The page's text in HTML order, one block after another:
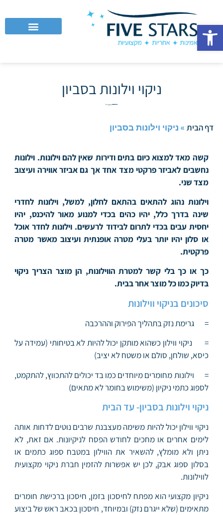
ניקוי וילונות בסביון
דף הבית » ניקוי וילונות בסביון
קשה מאד למצוא כיום בתים ודירות שאין להם וילונות. וילונות
נחשבים לאביזר פרקטי מצד אחד אך גם אביזר אווירה ועיצוב
מצד שני.
וילונות נהוג להתאים בהתאם לחלון, למשל, וילונות לחדרי
שינה בדרך כלל, יהיו כהים בכדי למנוע מאור להיכנס, יהיו
יחסית עבים בכדי לתרום לבידוד לרעשים. וילונות לחדר אוכל
או סלון יהיו יותר בעלי מטרה אופנתית ועיצוב מאשר מטרה
פרקטית.
כך או כך בלי קשר למטרת הווילונות, הן מוצר הצריך ניקוי
בדיוק כמו כל מוצר אחר בבית.
סיכונים בניקוי ווילונות
= גרימת נזק בתהליך הפירוק וההרכבה
= ניקוי ווילון כשהוא מותקן יכול להיות לא בטיחותי (עמידה על
כיסא, שולחן, סולם או משטח לא יציב)
= וילונות מחומרים מיוחדים כמו בד יכולים להתכווץ, להתקמט,
לספוג כתמי ניקיון (משימוש בחומר לא מתאים)
ניקוי וילונות בסביון- עד הבית
ניקוי ווילון יכול להיות משימה מעצבנת שרבים נוטים לדחות אותה
לימים אחרים או מחכים לחודש הפסח לניקיונות. אם זאת, לא
ניתן ולא מומלץ, להשאיר את הווילון במטבח ספוג כתמים או
בסלון ספוג אבק, לכן יש אפשרות להזמין חברת ניקוי מקצועית
לווילונות.
ניקיון מקצועי הוא מפתח לחיסכון בזמן, חיסכון ברכישת חומרים
מתאימים (שלא ייגרם נזק) ובמיוחד, חיסכון בכאב ראש של ביצוע
פתח סרגל נגישות